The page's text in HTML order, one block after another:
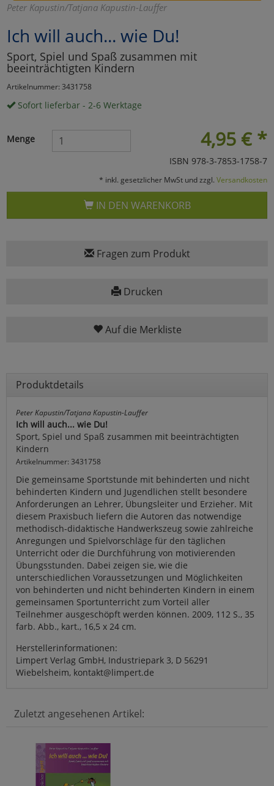
Peter Kapustin/Tatjana Kapustin-Lauffer
Ich will auch... wie Du!
Sport, Spiel und Spaß zusammen mit
beeinträchtigten Kindern
Artikelnummer: 3431758
Sofort lieferbar - 2-6 Werktage
4,95 € *
Menge
ISBN 978-3-7853-1758-7
* inkl. gesetzlicher MwSt und zzgl. Versandkosten
IN DEN WARENKORB
Fragen zum Produkt
Drucken
Auf die Merkliste
Produktdetails
Peter Kapustin/Tatjana Kapustin-Lauffer
Ich will auch... wie Du!
Sport, Spiel und Spaß zusammen mit beeinträchtigten
Kindern
Artikelnummer: 3431758
Die gemeinsame Sportstunde mit behinderten und nicht
behinderten Kindern und Jugendlichen stellt besondere
Anforderungen an Lehrer, Übungsleiter und Erzieher. Mit
diesem Praxisbuch liefern die Autoren das notwendige
methodisch-didaktische Handwerkszeug sowie zahlreiche
Anregungen und Spielvorschläge für den täglichen
Unterricht oder die Durchführung von motivierenden
Übungsstunden. Dabei zeigen sie, wie die
unterschiedlichen Voraussetzungen und Möglichkeiten
von behinderten und nicht behinderten Kindern in einem
gemeinsamen Sportunterricht zum Vorteil aller
Teilnehmer ausgeschöpft werden können. 2009, 112 S., 35
farb. Abb., kart., 16,5 x 24 cm.
Herstellerinformationen:
Limpert Verlag GmbH, Industriepark 3, D 56291
Wiebelsheim, kontakt@limpert.de
Zuletzt angesehenen Artikel:
Umfragetools
Cookies
Alle Akzeptieren
Cookies
Einstellungen speichern
zu Haupptseite